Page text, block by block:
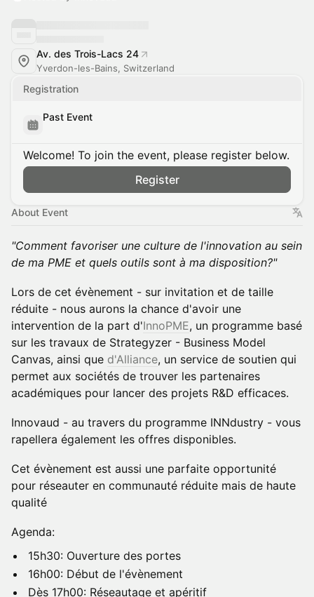
Av. des Trois-Lacs 24
Yverdon-les-Bains, Switzerland
Registration
Past Event
Welcome! To join the event, please register below.
Register
About Event
"Comment favoriser une culture de l'innovation au sein
de ma PME et quels outils sont à ma disposition?"
Lors de cet évènement - sur invitation et de taille
réduite - nous aurons la chance d'avoir une
intervention de la part d'InnoPME, un programme basé
sur les travaux de Strategyzer - Business Model
Canvas, ainsi que d'Alliance, un service de soutien qui
permet aux sociétés de trouver les partenaires
académiques pour lancer des projets R&D efficaces.
Innovaud - au travers du programme INNdustry - vous
rapellera également les offres disponibles.
Cet évènement est aussi une parfaite opportunité
pour réseauter en communauté réduite mais de haute
qualité
Agenda:
15h30: Ouverture des portes
16h00: Début de l'évènement
Dès 17h00: Réseautage et apéritif